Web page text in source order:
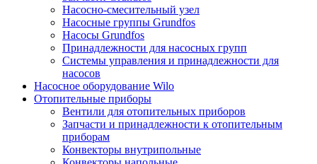
Насосно-смесительный узел
Насосные группы Grundfos
Насосы Grundfos
Принадлежности для насосных групп
Системы управления и принадлежности для
насосов
Насосное оборудование Wilo
Отопительные приборы
Вентили для отопительных приборов
Запчасти и принадлежности к отопительным
приборам
Конвекторы внутрипольные